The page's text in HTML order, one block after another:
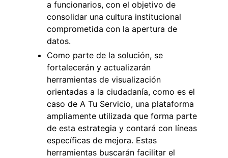
a funcionarios, con el objetivo de
consolidar una cultura institucional
comprometida con la apertura de
datos.
Como parte de la solución, se
fortalecerán y actualizarán
herramientas de visualización
orientadas a la ciudadanía, como es el
caso de A Tu Servicio, una plataforma
ampliamente utilizada que forma parte
de esta estrategia y contará con líneas
específicas de mejora. Estas
herramientas buscarán facilitar el